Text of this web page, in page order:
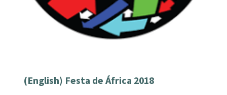
(English) Festa de África 2018